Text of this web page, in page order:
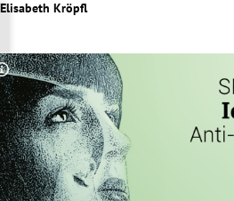
Untermenü
Untermenü
Untermenü
Untermenü
Untermenü
Elisabeth Kröpfl
Copyright-Hinweis öffnen/schließen